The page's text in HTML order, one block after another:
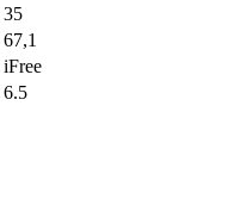
35
67,1
iFree
6.5